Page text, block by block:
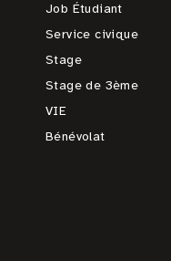
Job Étudiant
Service civique
Stage
Stage de 3ème
VIE
Bénévolat